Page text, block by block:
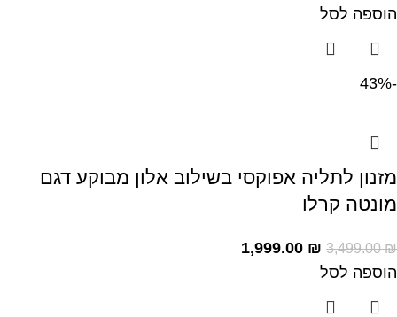
הוספה לסל
-43%
מזנון לתליה אפוקסי בשילוב אלון מבוקע דגם
מונטה קרלו
3,499.00₪
1,999.00 ₪
הוספה לסל